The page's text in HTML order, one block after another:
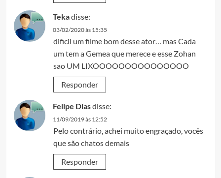
Tekadisse:
03/02/2020 às 15:35
dificil um filme bom desse ator… mas Cada
um tem a Gemea que merece e esse Zohan
sao UM LIXOOOOOOOOOOOOOOO
Responder
Felipe Diasdisse:
11/09/2019 às 12:52
Pelo contrário, achei muito engraçado, vocês
que são chatos demais
Responder